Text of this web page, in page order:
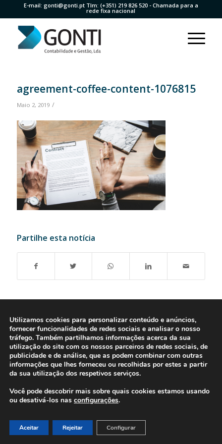
E-mail: gonti@gonti.ptTlm: (+351) 219 826 520- Chamada para a
rede fixa nacional
agreement-coffee-content-1076815
Maio 2, 2019 /
Partilhe esta notícia
© 2016-2026 - Gonti Contabilidade e Gestão -
Utilizamos cookies para personalizar conteúdo e anúncios,
fornecer funcionalidades de redes sociais e analisar o nosso
tráfego. Também partilhamos informações acerca da sua
utilização do site com os nossos parceiros de redes sociais, de
publicidade e de análise, que as podem combinar com outras
informações que lhes forneceu ou recolhidas por estes a partir
da sua utilização dos respetivos serviços.
Você pode descobrir mais sobre quais cookies estamos usando
ou desativá-los nas configurações.
Aceitar Rejeitar Configurar